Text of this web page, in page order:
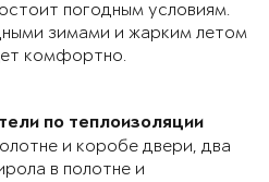
погодным условиям.
зимами и жарким летом
комфортно.
по теплоизоляции
и коробе двери, два
в полотне и